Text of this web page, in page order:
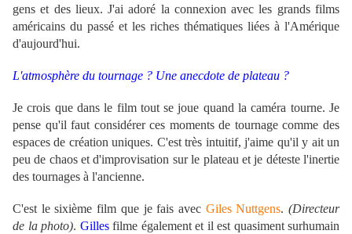
gens et des lieux. J'ai adoré la connexion avec les grands films
américains du passé et les riches thématiques liées à l'Amérique
d'aujourd'hui.
L'atmosphère du tournage ? Une anecdote de plateau ?
Je crois que dans le film tout se joue quand la caméra tourne. Je
pense qu'il faut considérer ces moments de tournage comme des
espaces de création uniques. C'est très intuitif, j'aime qu'il y ait un
peu de chaos et d'improvisation sur le plateau et je déteste l'inertie
des tournages à l'ancienne.
C'est le sixième film que je fais avec Giles Nuttgens.(Directeur
de la photo). Gillesfilme également et il est quasiment surhumain